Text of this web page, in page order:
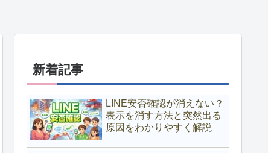
新着記事
LINE安否確認が消えない？
表示を消す方法と突然出る
原因をわかりやすく解説